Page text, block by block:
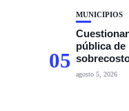
05
MUNICIPIOS
pública de
agosto 5, 2026